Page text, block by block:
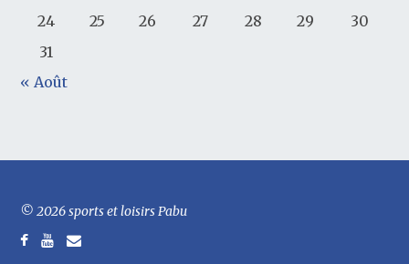
24
25 26 27 28 29
30
31
« Août
© 2026 sports et loisirs Pabu